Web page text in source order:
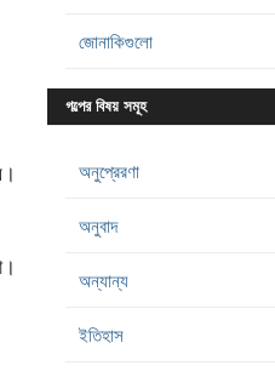
জোনাকিগুলো
গল্পের বিষয় সমূহ
অনুপ্রেরণা
অনুবাদ
অন্যান্য
ইতিহাস